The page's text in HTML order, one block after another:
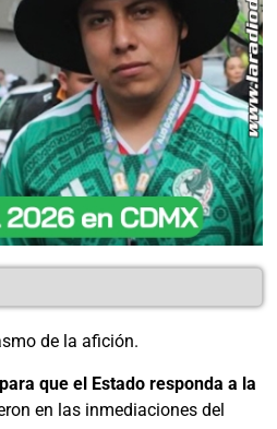
de la afición.
que el Estado responda a la
en las inmediaciones del